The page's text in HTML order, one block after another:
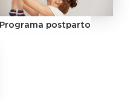
Programa postparto